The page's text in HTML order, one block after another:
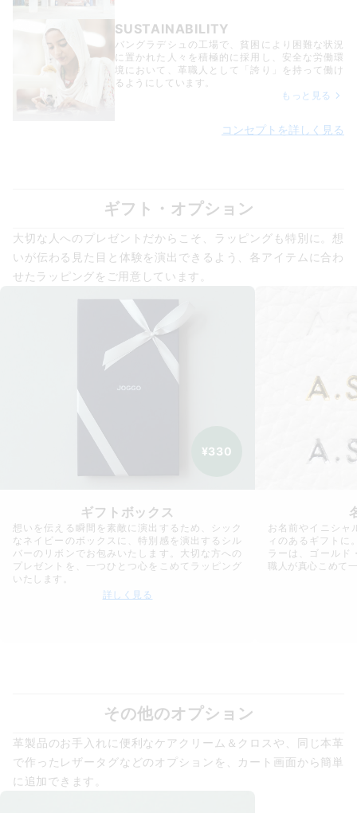
SUSTAINABILITY
バングラデシュの工場で、貧困により困難な状況
に置かれた人々を積極的に採用し、安全な労働環
境において、革職人として「誇り」を持って働け
るようにしています。
もっと見る
コンセプトを詳しく見る
ギフト・オプション
大切な人へのプレゼントだからこそ、ラッピングも特別に。想
いが伝わる見た目と体験を演出できるよう、各アイテムに合わ
せたラッピングをご用意しています。
¥330
ギフトボックス
想いを伝える瞬間を素敵に演出するため、シック
なネイビーのボックスに、特別感を演出するシル
バーのリボンでお包みいたします。大切な方への
プレゼントを、一つひとつ心をこめてラッピング
いたします。
詳しく見る
お名前やイニシャ
ィのあるギフトに
ラーは、ゴール
職人が真心こめて
その他のオプション
革製品のお手入れに便利なケアクリーム＆クロスや、同じ本革
で作ったレザータグなどのオプションを、カート画面から簡単
に追加できます。